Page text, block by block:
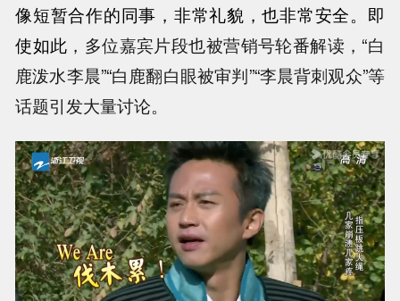
像短暂合作的同事，非常礼貌，也非常安全。即
使如此 ，多位嘉宾片段也被营销号轮番解读，“白
鹿泼水李晨”“白鹿翻白眼被审判”“李晨背刺观众”等
话题引发大量讨论。